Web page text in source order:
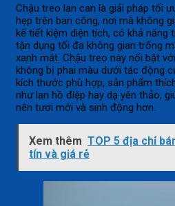
Chậu treo lan can là giải pháp tối
hẹp trên ban công, nơi mà không
kế tiết kiệm diện tích, có khả năng
tận dụng tối đa không gian trống
xanh mát. Chậu treo này nổi bật
không bị phai màu dưới tác động
kích thước phù hợp, sản phẩm
như lan hồ điệp hay dạ yên thảo,
nên tươi mới và sinh động hơn.
Xem thêm TOP 5 địa chỉ
tín và giá rẻ